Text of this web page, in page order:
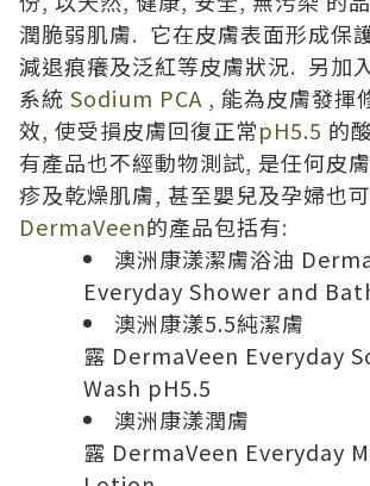
潤脆弱肌膚. 它在皮膚表面形成保
減退痕癢及泛紅等皮膚狀況. 另加
系統 Sodium PCA , 能為皮膚發揮
效, 使受損皮膚回復正常pH5.5 的
有產品也不經動物測試, 是任何皮膚
疹及乾燥肌膚, 甚至嬰兒及孕婦也
DermaVeen的產品包括有:
澳洲康漾潔膚浴油
Everyday Shower and
澳洲康漾5.5純潔膚
露 DermaVeen Everyday
Wash pH5.5
澳洲康漾潤膚
露 DermaVeen Everyday